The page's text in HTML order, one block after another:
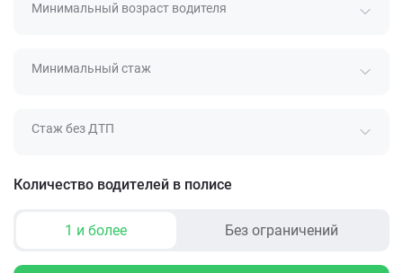
Минимальный возраст водителя
Минимальный стаж
Стаж без ДТП
Количество водителей в полисе
1 и более Без ограничений